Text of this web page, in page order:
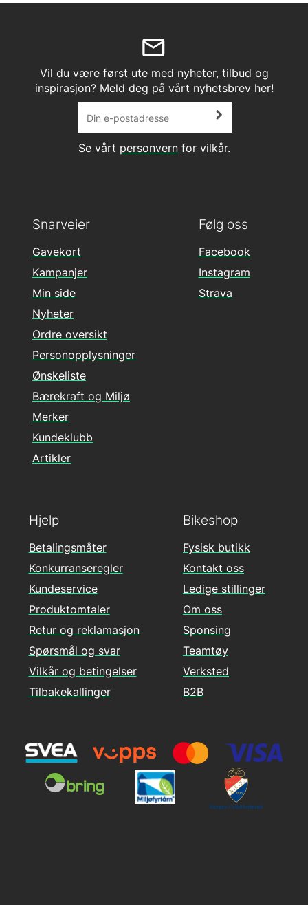
Vil du være først ute med nyheter, tilbud og
inspirasjon? Meld deg på vårt nyhetsbrev her!
Se vårt personvernfor vilkår.
Følg oss
Facebook
Instagram
Strava
Hjelp
Betalingsmåter
Konkurranseregler
Kundeservice
Produktomtaler
Retur og reklamasjon
Spørsmål og svar
Vilkår og betingelser
Tilbakekallinger
Snarveier
Gavekort
Kampanjer
Min side
Nyheter
Ordre oversikt
Personopplysninger
Ønskeliste
Bærekraft og Miljø
Merker
Kundeklubb
Artikler
Bikeshop
Fysisk butikk
Kontakt oss
Ledige stillinger
Om oss
Sponsing
Teamtøy
Verksted
B2B